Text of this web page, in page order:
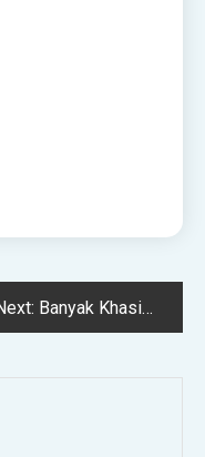
Banyak Khasiat, Ini Cara Buat Kompos Tanaman Guna Kulit Pisang